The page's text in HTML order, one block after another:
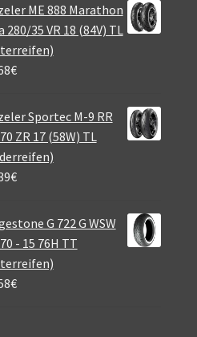
ME 888 Marathon
280/35 VR 18 (84V) TL
€
Sportec M-9 RR
ZR 17 (58W) TL
€
G 722 G WSW
- 15 76H TT
€